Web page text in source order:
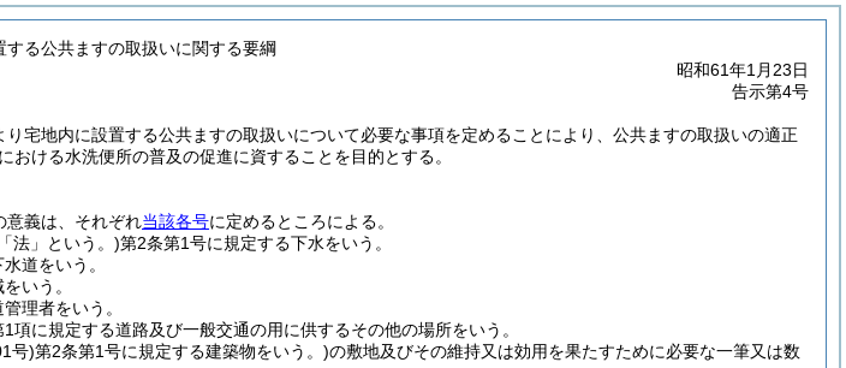
る公共ますの取扱いに関する要綱
昭和61年1月23日
告示第4号
宅地内に設置する公共ますの取扱いについて必要な事項を定めることにより、公共ますの取扱いの適正
ける水洗便所の普及の促進に資することを目的とする。
意義は、それぞれ当該各号に定めるところによる。
法」という。)第2条第1号に規定する下水をいう。
道をいう。
いう。
理者をいう。
項に規定する道路及び一般交通の用に供するその他の場所をいう。
号)第2条第1号に規定する建築物をいう。)の敷地及びその維持又は効用を果たすために必要な一筆又は数